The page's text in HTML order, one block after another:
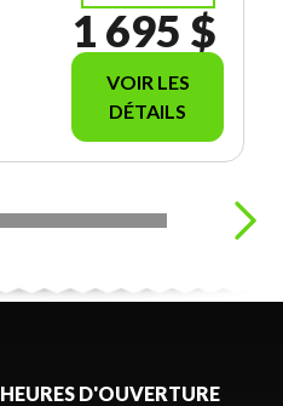
1 695 $
VOIR LES
DÉTAILS
HEURES D'OUVERTURE